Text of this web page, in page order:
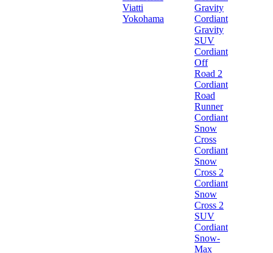
Viatti
Yokohama
Gravity
Cordiant
Gravity
SUV
Cordiant
Off
Road 2
Cordiant
Road
Runner
Cordiant
Snow
Cross
Cordiant
Snow
Cross 2
Cordiant
Snow
Cross 2
SUV
Cordiant
Snow-
Max